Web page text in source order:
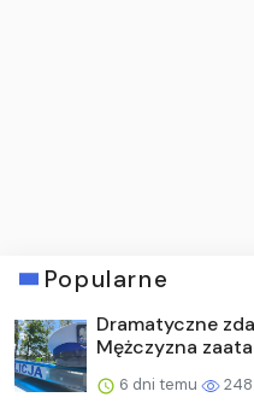
Popularne
Dramatyczne
Mężczyzna
6 dni temu 248